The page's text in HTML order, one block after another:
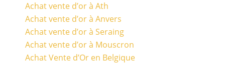
Achat vente d’or à Ath
Achat vente d’or à Anvers
Achat vente d’or à Seraing
Achat vente d’or à Mouscron
Achat Vente d’Or en Belgique